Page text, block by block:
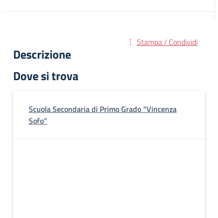
Stampa / Condividi
Descrizione
Dove si trova
Scuola Secondaria di Primo Grado “Vincenza
Sofo”